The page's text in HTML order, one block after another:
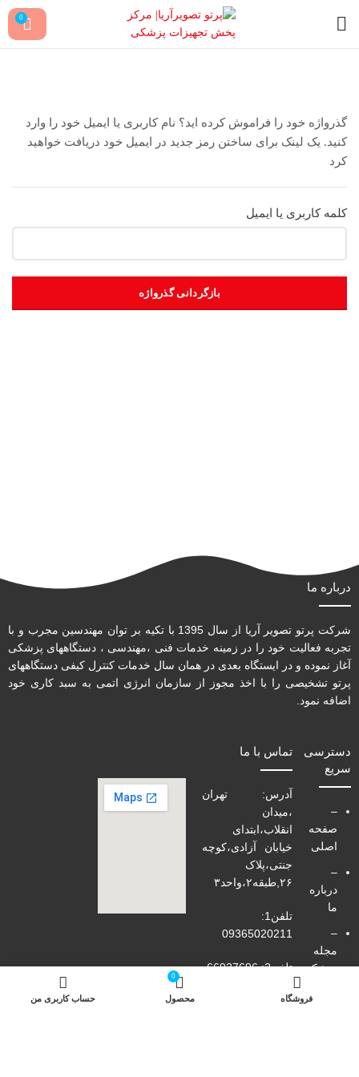
0
گذرواژه خود را فراموش کرده اید؟ نام کاربری یا ایمیل خود را وارد
کنید. یک لینک برای ساختن رمز جدید در ایمیل خود دریافت خواهید
کرد
کلمه کاربری یا ایمیل
بازگردانی گذرواژه
درباره ما
شرکت پرتو تصویر آریا از سال 1395 با تکیه بر توان مهندسین مجرب و با
تجربه فعالیت خود را در زمینه خدمات فنی ،مهندسی ، دستگاههای پزشکی
آغاز نموده و در ایستگاه بعدی در همان سال خدمات کنترل کیفی دستگاههای
پرتو تشخیصی را با اخذ مجوز از سازمان انرژی اتمی به سبد کاری خود
اضافه نمود.
دسترسی
سریع
–
صفحه
اصلی
–
درباره
ما
–
مجله
پزشکی
-ارتباط
تماس با ما
آدرس: تهران
،میدان
انقلاب،ابتدای
خیابان آزادی،کوچه
جنتی،پلاک
۲۶,طبقه۲،واحد۳
تلفن1:
09365020211
تلفن2: 66927696
فکس:66429737فروشگاه
0
محصول حساب کاربری من